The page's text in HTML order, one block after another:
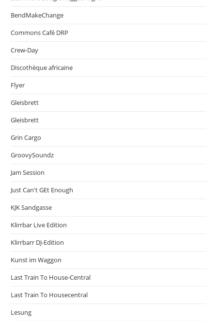
BendMakeChange
Commons Café DRP
Crew-Day
Discothèque africaine
Flyer
Gleisbrett
Gleisbrett
Grin Cargo
GroovySoundz
Jam Session
Just Can't GEt Enough
KJK Sandgasse
Klirrbar Live Edition
Klirrbarr DJ-Edition
Kunst im Waggon
Last Train To House-Central
Last Train To Housecentral
Lesung